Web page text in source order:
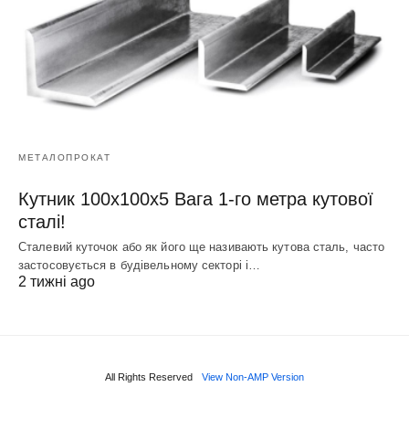
МЕТАЛОПРОКАТ
Кутник 100х100х5 Вага 1-го метра кутової
сталі!
Сталевий куточок або як його ще називають кутова сталь, часто
застосовується в будівельному секторі і…
2 тижні ago
All Rights Reserved View Non-AMP Version